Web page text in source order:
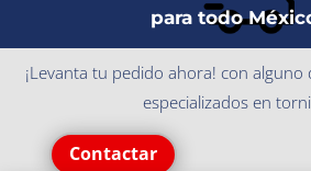
para todo
¡Levanta tu pedido ahora! con
especializados en
Contactar